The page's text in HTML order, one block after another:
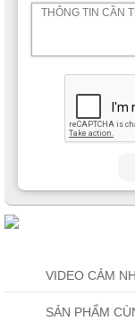
VIDEO CẢM
SẢN PHẨM